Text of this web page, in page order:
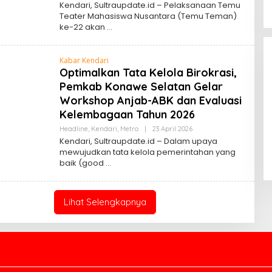
Update
Kendari, Sultraupdate.id – Pelaksanaan Temu
Teater Mahasiswa Nusantara (Temu Teman)
ke-22 akan
Kabar Kendari
Optimalkan Tata Kelola Birokrasi,
Pemkab Konawe Selatan Gelar
Workshop Anjab-ABK dan Evaluasi
Kelembagaan Tahun 2026
Headline, Kendari, Metro 23 April 2026Oleh
Update
Kendari, Sultraupdate.id – Dalam upaya
mewujudkan tata kelola pemerintahan yang
baik (good
Lihat Selengkapnya
Bupati Ikbar Percepat Pendataan
Pekebun Sawit, Dorong Legalitas